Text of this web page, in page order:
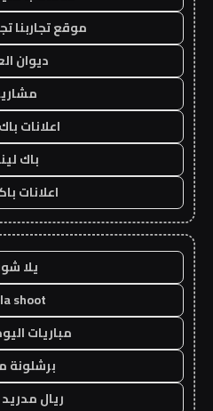
موقع تجاربنا
ديوان
اعلانات
باك
اعلانات
يلا
shoot
مباريات
برشلونة
ريال